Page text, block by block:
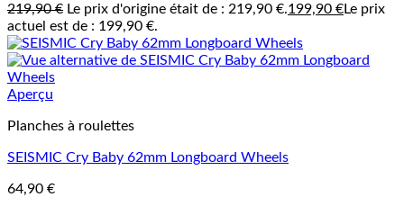
219,90€ Le prix d'origine était de : 219,90 €.199,90 €Le prix
actuel est de : 199,90 €.
Aperçu
Planches à roulettes
SEISMIC Cry Baby 62mm Longboard Wheels
64,90 €